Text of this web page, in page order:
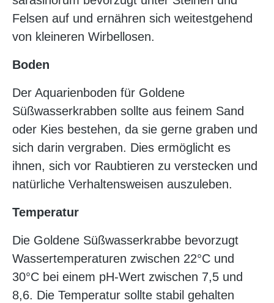
Felsen auf und ernähren sich weitestgehend
von kleineren Wirbellosen.
Boden
Der Aquarienboden für Goldene
Süßwasserkrabben sollte aus feinem Sand
oder Kies bestehen, da sie gerne graben und
sich darin vergraben. Dies ermöglicht es
ihnen, sich vor Raubtieren zu verstecken und
natürliche Verhaltensweisen auszuleben.
Temperatur
Die Goldene Süßwasserkrabbe bevorzugt
Wassertemperaturen zwischen 22°C und
30°C bei einem pH-Wert zwischen 7,5 und
8,6. Die Temperatur sollte stabil gehalten